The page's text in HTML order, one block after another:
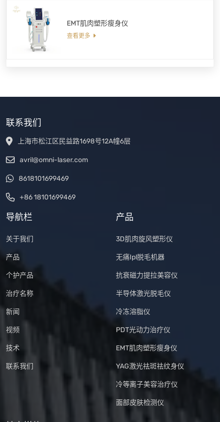
EMT肌肉塑形瘦身仪
查看更多
联系我们
上海市松江区民益路1698号12A幢6层
avril@omni-laser.com
8618101699469
+86 18101699469
导航栏
关于我们
产品
个护产品
治疗名称
新闻
视频
技术
联系我们
产品
3D肌肉旋风塑形仪
无痛Ipl脱毛机器
抗衰磁力提拉美容仪
半导体激光脱毛仪
冷冻溶脂仪
PDT光动力治疗仪
EMT肌肉塑形瘦身仪
YAG激光祛斑祛纹身仪
冷等离子美容治疗仪
面部皮肤检测仪